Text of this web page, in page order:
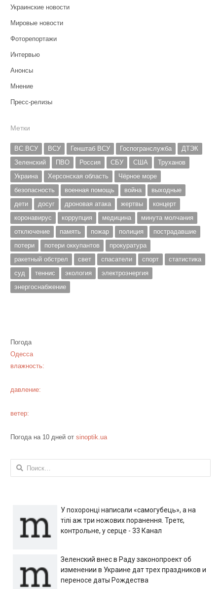
Украинские новости
Мировые новости
Фоторепортажи
Интервью
Анонсы
Мнение
Пресс-релизы
Метки
ВС ВСУ ВСУ Генштаб ВСУ Госпогранслужба
ДТЭК
Зеленский
ПВО Россия СБУ США
Труханов
Украина
Херсонская область
Чёрное море
безопасность
военная помощь война
выходные
дети
досуг дроновая атака жертвы
концерт
коронавирус
коррупция медицина
минута молчания
отключение
память пожар полиция
пострадавшие
потери
потери оккупантов
прокуратура
ракетный обстрел
свет спасатели спорт
статистика
суд
теннис экология
электроэнергия
энергоснабжение
Погода
Одесса
влажность:
давление:
ветер:
Погода на 10 дней от sinoptik.ua
Найти:
У похоронці написали «самогубець», а на
тілі аж три ножових поранення. Третє,
контрольне, у серце - 33 Канал
Зеленский внес в Раду законопроект об
изменении в Украине дат трех праздников и
переносе даты Рождества